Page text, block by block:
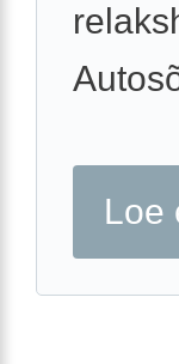
Loe